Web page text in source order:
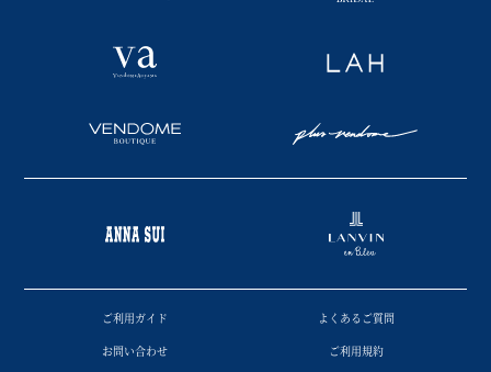
ご利用ガイド よくあるご質問
お問い合わせ ご利用規約